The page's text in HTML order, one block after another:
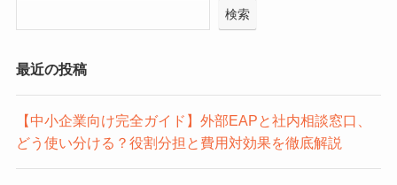
検索
最近の投稿
【中小企業向け完全ガイド】外部EAPと社内相談窓口、
どう使い分ける？役割分担と費用対効果を徹底解説